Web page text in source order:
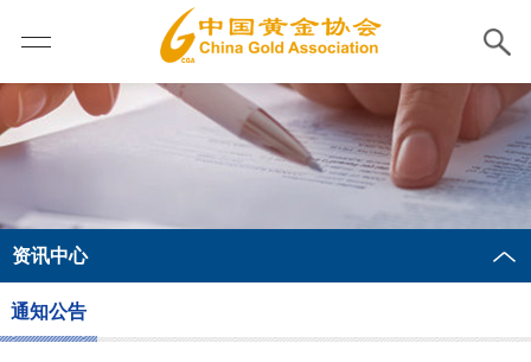
资讯中心
通知公告